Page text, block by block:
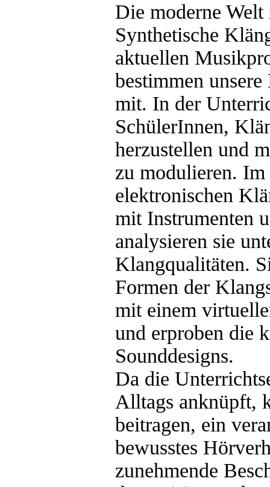
Die moderne
Synthetische
aktuellen
bestimmen
mit. In der
SchülerInnen,
herzustellen und
zu modulieren. Im
elektronischen
mit Instrumenten
analysieren sie
Klangqualitäten.
Formen der
mit einem
und erproben die
Sounddesigns.
Da die
Alltags anknüpft,
beitragen, ein
bewusstes
zunehmende